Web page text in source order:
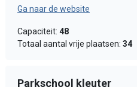
Ga naar de website
Capaciteit: 48
Totaal aantal vrije plaatsen: 34
Parkschool kleuter